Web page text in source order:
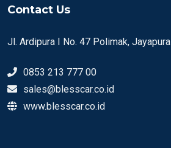
Contact Us
Jl. Ardipura I No. 47 Polimak, Jayapura
0853 213 777 00
sales@blesscar.co.id
www.blesscar.co.id